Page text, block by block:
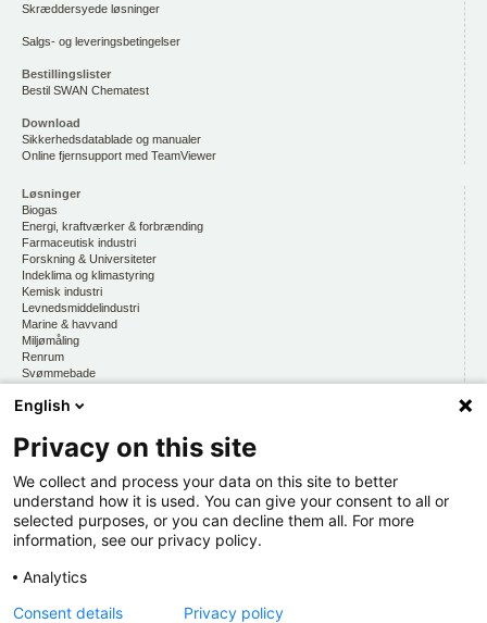
Skræddersyede løsninger
Salgs- og leveringsbetingelser
Bestillingslister
Bestil SWAN Chematest
Download
Sikkerhedsdatablade og manualer
Online fjernsupport med TeamViewer
Løsninger
Biogas
Energi, kraftværker & forbrænding
Farmaceutisk industri
Forskning & Universiteter
Indeklima og klimastyring
Kemisk industri
Levnedsmiddelindustri
Marine & havvand
Miljømåling
Renrum
Svømmebade
CKE
Om os
At arbejde hos CKE
Persondatapolitik
Kontakt os
Organisation
Hold dig opdateret
Via CKE INFORMERER
English
Privacy on this site
We collect and process your data on this site to better
understand how it is used. You can give your consent to all or
selected purposes, or you can decline them all. For more
information, see our privacy policy.
Analytics
Consent details
Privacy policy